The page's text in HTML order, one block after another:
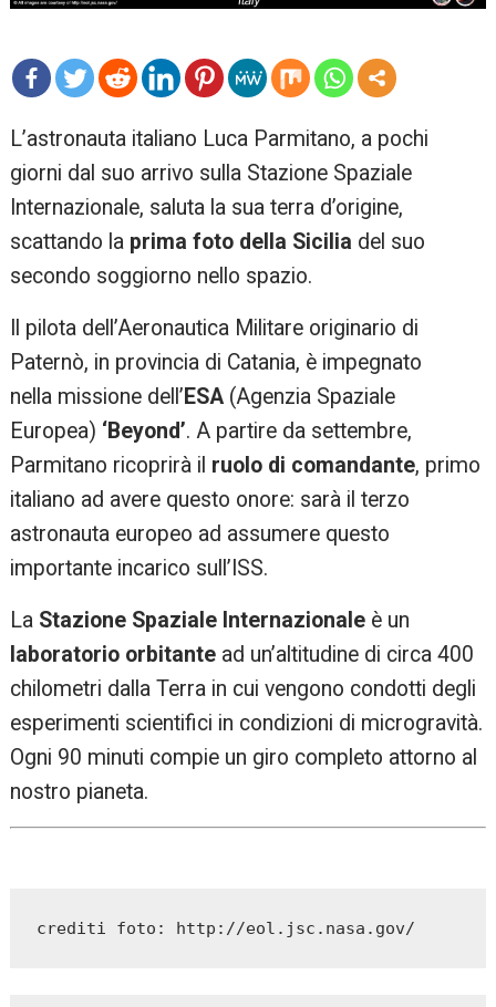
re
L’astronauta italiano Luca Parmitano, a pochi
giorni dal suo arrivo sulla Stazione Spaziale
Internazionale, saluta la sua terra d’origine,
scattando la prima foto della Sicilia del suo
secondo soggiorno nello spazio.
Il pilota dell’Aeronautica Militare originario di
Paternò, in provincia di Catania, è impegnato
nella missione dell’ESA (Agenzia Spaziale
Europea) ‘Beyond’. A partire da settembre,
Parmitano ricoprirà il ruolo di comandante, primo
italiano ad avere questo onore: sarà il terzo
astronauta europeo ad assumere questo
importante incarico sull’ISS.
La Stazione Spaziale Internazionale è un
laboratorio orbitante ad un’altitudine di circa 400
chilometri dalla Terra in cui vengono condotti degli
esperimenti scientifici in condizioni di microgravità.
Ogni 90 minuti compie un giro completo attorno al
nostro pianeta.
crediti foto: http://eol.jsc.nasa.gov/